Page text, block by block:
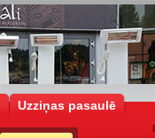
Uzziņas pasaulē